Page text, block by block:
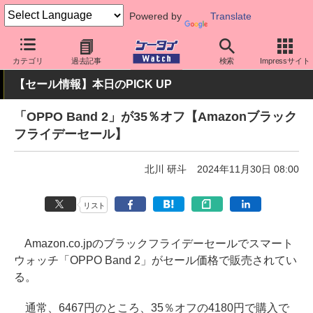
Powered by Translate
カテゴリ 過去記事 検索 Impressサイト
ケータイ Watch 周辺機器/アクセサリー ウェアラブル スマー
【セール情報】本日のPICK UP
「OPPO Band 2」が35％オフ【Amazonブラック
フライデーセール】
北川 研斗 2024年11月30日 08:00
リスト
Amazon.co.jpのブラックフライデーセールでスマート
ウォッチ「OPPO Band 2」がセール価格で販売されてい
る。
通常、6467円のところ、35％オフの4180円で購入で